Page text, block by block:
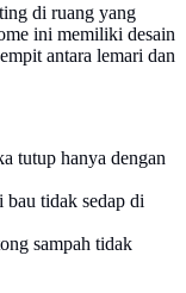
di ruang yang
ini memiliki desain
antara lemari dan
tutup hanya dengan
tidak sedap di
sampah tidak